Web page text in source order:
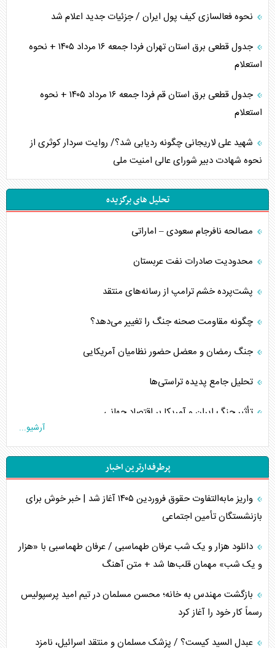
نحوه فعالسازی کیف پول ایران / جزئیات جدید اعلام شد
جدول قطعی برق استان تهران فردا جمعه ۱۶ مرداد ۱۴۰۵ + نحوه
استعلام
جدول قطعی برق استان قم فردا جمعه ۱۶ مرداد ۱۴۰۵ + نحوه
استعلام
شهید علی لاریجانی چگونه ردیابی شد؟/ روایت سردار کوثری از
نحوه شهادت دبیر شورای عالی امنیت ملی
تحلیل های برگزیده
مصالحه نافرجام سعودی – اماراتی
محدودیت صادرات نفت عربستان
پشت‌پرده خشم ترامپ از رسانه‌های منتقد
چگونه مقاومت صحنه جنگ را تغییر می‌دهد؟
جنگ رمضان و معضل حضور نظامیان آمریکایی
تحلیل جامع پدیده تراستی‌ها
تأثیر جنگ ایران و آمریکا بر اقتصاد جهانی
اربعین، کابوس مشترک تل‌آویو-واشنگتن
برنامه هفتم توسعه در نقطه کور سیاستگذاری
اوکراین بازوی مخرب آمریکا در غرب آسیا
اهمیت راهبردی اردن برای آمریکا
پیام، ظرفیت بالفعل‌نشده تجارت ایران
آرشیو...
پرطرفدارترین اخبار
واریز مابه‌التفاوت حقوق فروردین ۱۴۰۵ آغاز شد | خبر خوش برای
بازنشستگان تأمین اجتماعی
دانلود هزار و یک شب عرفان طهماسبی / عرفان طهماسبی با «هزار
و یک شب» مهمان قلب‌ها شد + متن آهنگ
بازگشت مهندس به خانه؛ محسن مسلمان در تیم امید پرسپولیس
رسماً کار خود را آغاز کرد
عبدل السید کیست؟ / پزشک مسلمان و منتقد اسرائیل، نامزد